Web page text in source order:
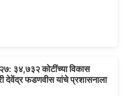
३४,७३२ कोटींच्या विकास
देवेंद्र फडणवीस यांचे प्रशासनाला